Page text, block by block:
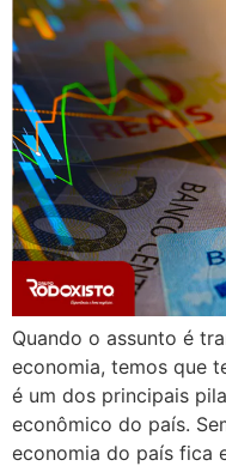
Quando o assunto é
economia, temos que
é um dos principais
econômico do país.
economia do país fica